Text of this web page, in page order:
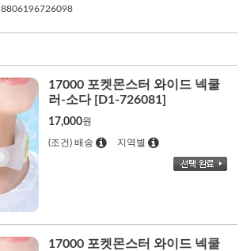
8806196726098
17000 포켓몬스터 와이드 넥쿨
러-소다 [D1-726081]
17,000원
(조건) 배송 지역별
17000 포켓몬스터 와이드 넥쿨